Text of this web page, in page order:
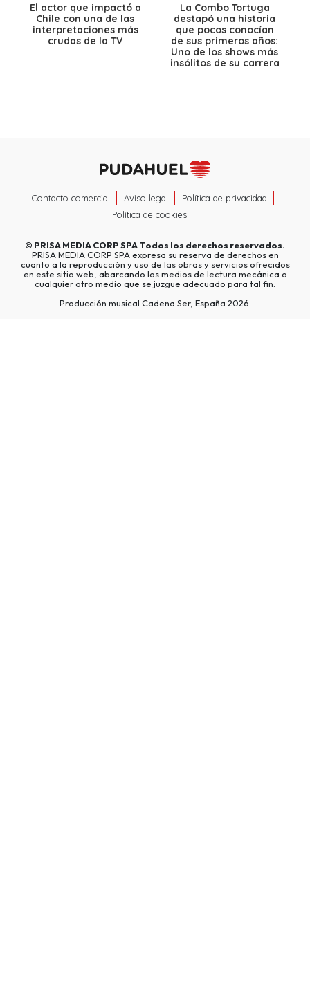
El actor que impactó a
Chile con una de las
interpretaciones más
crudas de la TV
La Combo Tortuga
destapó una historia
que pocos conocían
de sus primeros años:
Uno de los shows más
insólitos de su carrera
Contacto comercial Aviso legal
Política de privacidad
Política de cookies
© PRISA MEDIA CORP SPATodos los derechos reservados.
PRISA MEDIA CORP SPA expresa su reserva de derechos en
cuanto a la reproducción y uso de las obras y servicios ofrecidos
en este sitio web, abarcando los medios de lectura mecánica o
cualquier otro medio que se juzgue adecuado para tal fin.
Producción musical Cadena Ser, España 2026.